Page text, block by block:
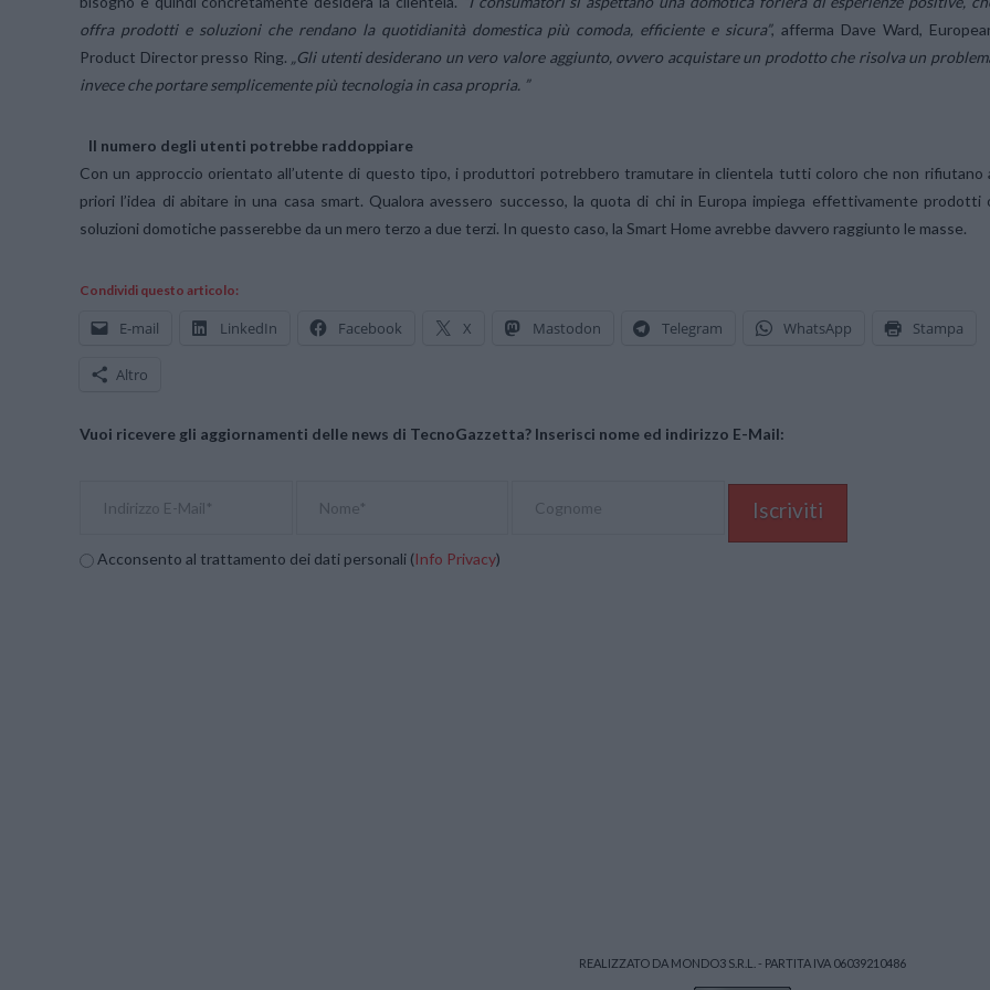
offra prodotti e soluzioni che rendano la quotidianità domestica più comoda, efficiente e sicura”, afferma Dave Ward,
Product Director presso Ring.
„Gli utenti desiderano un vero valore aggiunto, ovvero acquistare un prodotto che risolva un
invece che portare semplicemente più tecnologia in casa propria. ”
Il numero degli utenti potrebbe raddoppiare
Con un approccio orientato all’utente di questo tipo, i produttori potrebbero tramutare in clientela tutti coloro che non rifiutano
priori l’idea di abitare in una casa smart. Qualora avessero successo, la quota di chi in Europa impiega effettivamente prodotti
soluzioni domotiche passerebbe da un mero terzo a due terzi. In questo caso, la Smart Home avrebbe davvero raggiunto le masse.
Condividi questo articolo:
E-mail LinkedIn Facebook X Mastodon Telegram WhatsApp Stampa
Altro
Vuoi ricevere gli aggiornamenti delle news di TecnoGazzetta? Inserisci nome ed indirizzo E-Mail:
Acconsento al trattamento dei dati personali (Info Privacy)
REALIZZATO DA MONDO3 S.R.L. - PARTITA IVA 06039210486